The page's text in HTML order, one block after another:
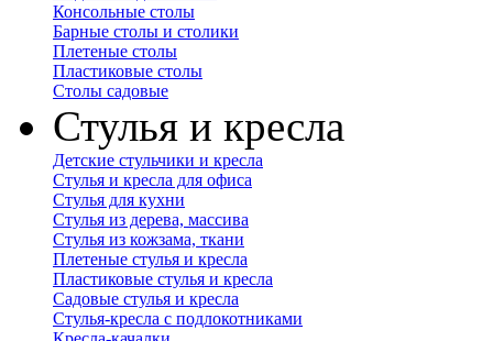
Консольные столы
Барные столы и столики
Плетеные столы
Пластиковые столы
Столы садовые
Стулья и кресла
Детские стульчики и кресла
Стулья и кресла для офиса
Стулья для кухни
Стулья из дерева, массива
Стулья из кожзама, ткани
Плетеные стулья и кресла
Пластиковые стулья и кресла
Садовые стулья и кресла
Стулья-кресла с подлокотниками